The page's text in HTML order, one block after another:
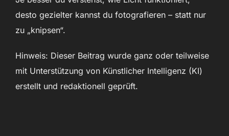
desto gezielter kannst du fotografieren – statt nur
zu „knipsen“.
Hinweis: Dieser Beitrag wurde ganz oder teilweise
mit Unterstützung von Künstlicher Intelligenz (KI)
erstellt und redaktionell geprüft.